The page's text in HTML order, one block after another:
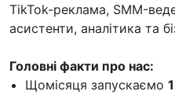
TikTok-реклама, SMM-
асистенти, аналітика та
Головні факти про нас:
Щомісяця запускаємо